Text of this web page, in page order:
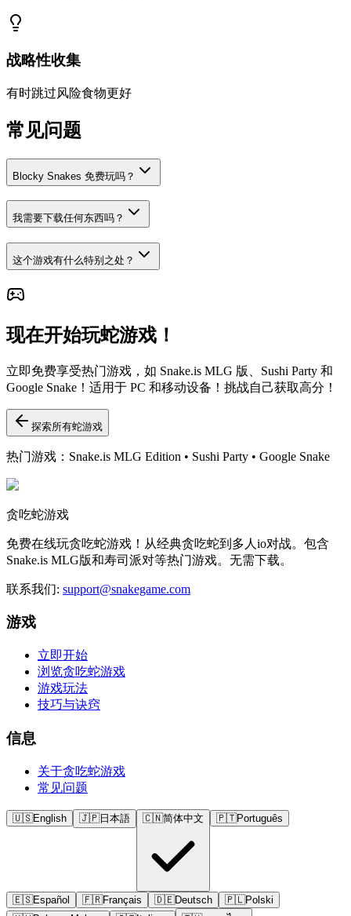
战略性收集
有时跳过风险食物更好
常见问题
Blocky Snakes 免费玩吗？
我需要下载任何东西吗？
这个游戏有什么特别之处？
现在开始玩蛇游戏！
立即免费享受热门游戏，如 Snake.is MLG 版、Sushi Party 和
Google Snake！适用于 PC 和移动设备！挑战自己获取高分！
探索所有蛇游戏
热门游戏：Snake.is MLG Edition • Sushi Party • Google Snake
贪吃蛇游戏
免费在线玩贪吃蛇游戏！从经典贪吃蛇到多人io对战。包含
Snake.is MLG版和寿司派对等热门游戏。无需下载。
联系我们: support@snakegame.com
游戏
立即开始
浏览贪吃蛇游戏
游戏玩法
技巧与诀窍
信息
关于贪吃蛇游戏
常见问题
🇺🇸English 🇯🇵日本語 🇨🇳简体中文 🇵🇹Português
🇪🇸Español 🇫🇷Français 🇩🇪Deutsch 🇵🇱Polski